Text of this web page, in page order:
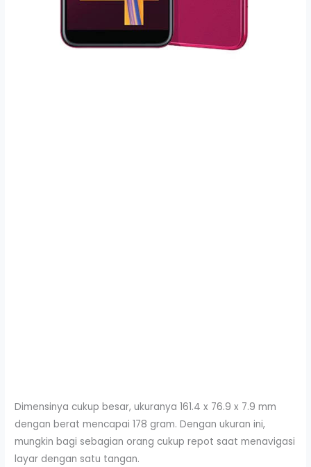
Dimensinya cukup besar, ukuranya 161.4 x 76.9 x 7.9 mm
dengan berat mencapai 178 gram. Dengan ukuran ini,
mungkin bagi sebagian orang cukup repot saat menavigasi
layar dengan satu tangan.